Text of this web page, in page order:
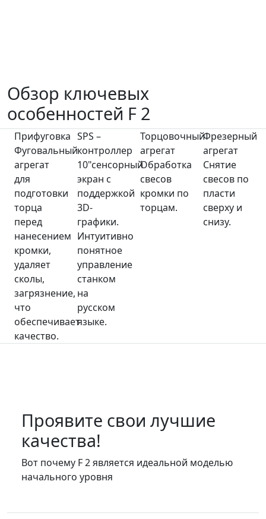
Обзор ключевых
особенностей F 2
Прифуговка
Фуговальный
агрегат
для
подготовки
торца
перед
нанесением
кромки,
удаляет
сколы,
загрязнение,
что
обеспечивает
качество.
SPS –
контроллер
10"сенсорный
экран с
поддержкой
3D-
графики.
Интуитивно
понятное
управление
станком
на
русском
языке.
Торцовочный
агрегат
Обработка
свесов
кромки по
торцам.
Фрезерный
агрегат
Снятие
свесов по
пласти
сверху и
снизу.
Проявите свои лучшие
качества!
Вот почему F 2 является идеальной моделью
начального уровня